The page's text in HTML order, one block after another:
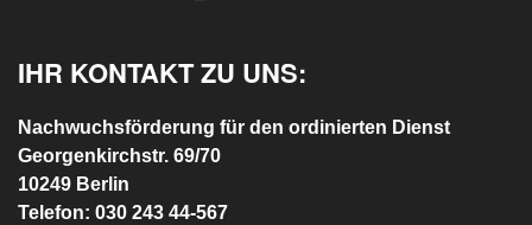
IHR KONTAKT ZU UNS:
Nachwuchsförderung für den ordinierten Dienst
Georgenkirchstr. 69/70
10249 Berlin
Telefon: 030 243 44-567